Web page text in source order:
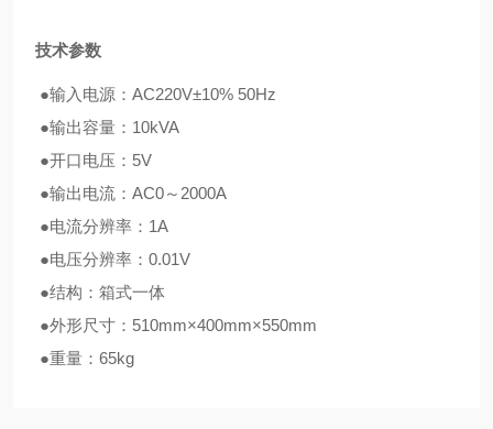
技术参数
●输入电源：AC220V±10% 50Hz
●输出容量：10kVA
●开口电压：5V
●输出电流：AC0～2000A
●电流分辨率：1A
●电压分辨率：0.01V
●结构：箱式一体
●外形尺寸：510mm×400mm×550mm
●重量：65kg